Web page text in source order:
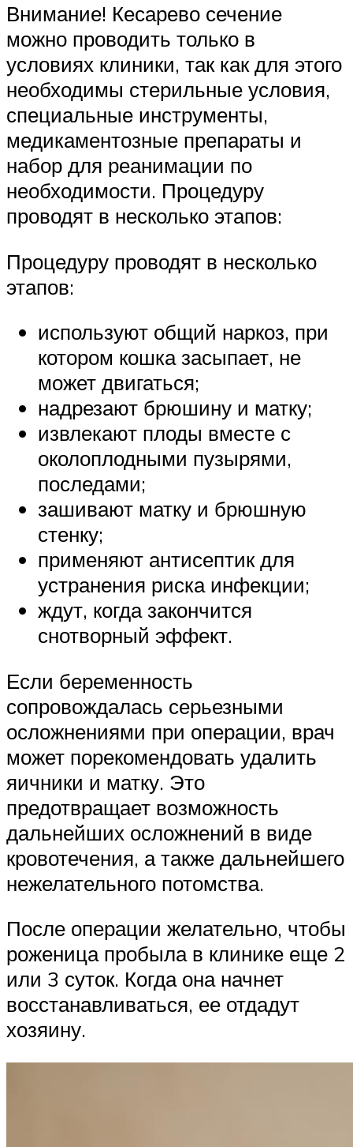
Внимание! Кесарево сечение
можно проводить только в
условиях клиники, так как для этого
необходимы стерильные условия,
специальные инструменты,
медикаментозные препараты и
набор для реанимации по
необходимости. Процедуру
проводят в несколько этапов:
Процедуру проводят в несколько
этапов:
используют общий наркоз, при
котором кошка засыпает, не
может двигаться;
надрезают брюшину и матку;
извлекают плоды вместе с
околоплодными пузырями,
последами;
зашивают матку и брюшную
стенку;
применяют антисептик для
устранения риска инфекции;
ждут, когда закончится
снотворный эффект.
Если беременность
сопровождалась серьезными
осложнениями при операции, врач
может порекомендовать удалить
яичники и матку. Это
предотвращает возможность
дальнейших осложнений в виде
кровотечения, а также дальнейшего
нежелательного потомства.
После операции желательно, чтобы
роженица пробыла в клинике еще 2
или 3 суток. Когда она начнет
восстанавливаться, ее отдадут
хозяину.